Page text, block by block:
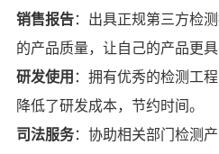
销售报告：出具正规第三方检
的产品质量，让自己的产品更具
研发使用 ：拥有优秀的检测工
降低了研发成本，节约时间。
司法服务：协助相关部门检测